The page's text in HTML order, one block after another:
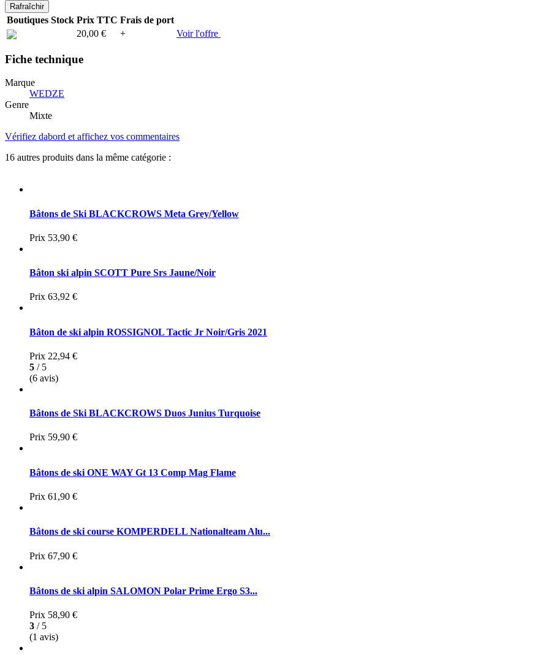
Boutiques Stock Prix TTC Frais de port
20,00 €
+ Voir l'offre
Fiche technique
Marque
WEDZE
Genre
Mixte
Vérifiez dabord et affichez vos commentaires
16 autres produits dans la même catégorie :
Bâtons de Ski BLACKCROWS Meta Grey/Yellow
Prix 53,90 €
Bâton ski alpin SCOTT Pure Srs Jaune/Noir
Prix 63,92 €
Bâton de ski alpin ROSSIGNOL Tactic Jr Noir/Gris 2021
Prix 22,94 €
5 / 5
(6 avis)
Bâtons de Ski BLACKCROWS Duos Junius Turquoise
Prix 59,90 €
Bâtons de ski ONE WAY Gt 13 Comp Mag Flame
Prix 61,90 €
Bâtons de ski course KOMPERDELL Nationalteam Alu...
Prix 67,90 €
Bâtons de ski alpin SALOMON Polar Prime Ergo S3...
Prix 58,90 €
3 / 5
(1 avis)